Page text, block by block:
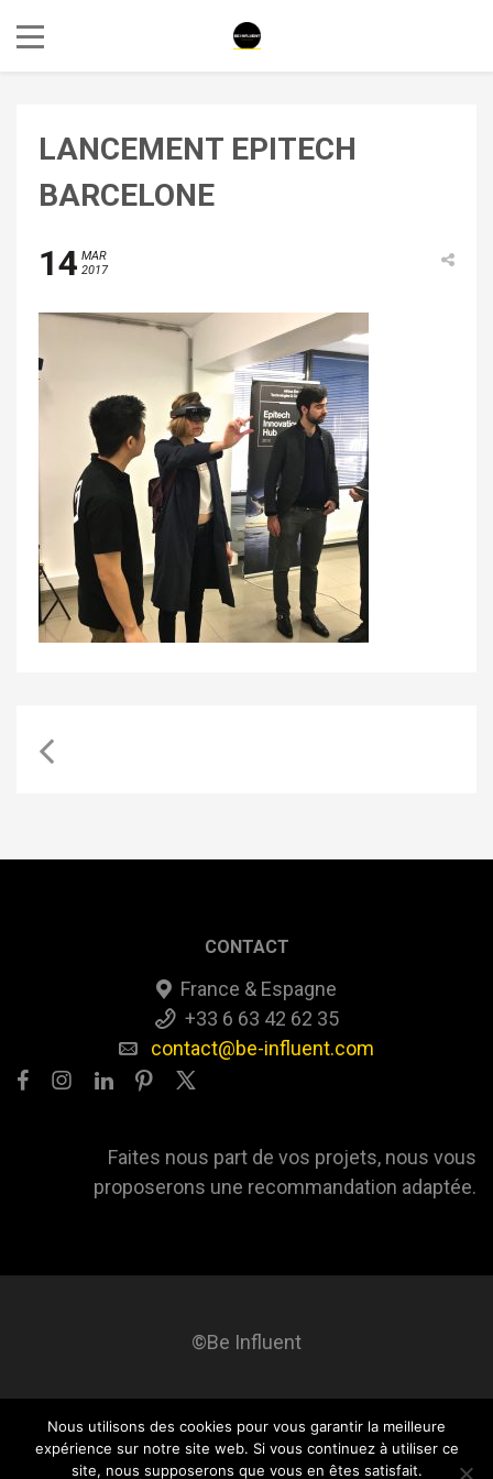
LANCEMENT EPITECH
BARCELONE
14 MAR
2017
CONTACT
France & Espagne
+33 6 63 42 62 35
contact@be-influent.com
Faites nous part de vos projets, nous vous
proposerons une recommandation adaptée.
©Be Influent
Be influent A propos Blog Contact Mentions légales
Nous utilisons des cookies pour vous garantir la meilleure
expérience sur notre site web. Si vous continuez à utiliser ce
site, nous supposerons que vous en êtes satisfait.